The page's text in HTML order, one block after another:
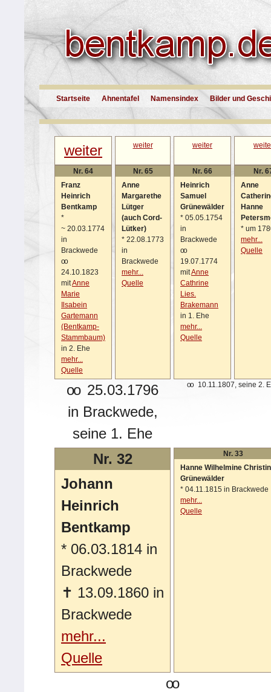
Startseite Ahnentafel Namensindex Bilder und
weiter weiter weiter
Nr. 64
Franz
Heinrich
Bentkamp
*
~ 20.03.1774
in
Brackwede
oo
24.10.1823
mitAnne
Marie
Ilsabein
Gartemann
(Bentkamp-
Stammbaum)
in 2. Ehe
mehr...
Quelle
Nr. 65
Anne
Margarethe
Lütger
(auch Cord-
Lütker)
* 22.08.1773
in
Brackwede
mehr...
Quelle
Nr. 66
Heinrich
Samuel
Grünewälder
* 05.05.1754
in
Brackwede
oo
19.07.1774
mitAnne
Cathrine
Lies.
Brakemann
in 1. Ehe
mehr...
Quelle
Nr.
Anne
Hanne
* um
mehr...
Quelle
oo 25.03.1796
in Brackwede,
seine 1. Ehe
oo 10.11.1807, seine 2.
Nr. 32
Johann
Heinrich
Bentkamp
* 06.03.1814 in
Brackwede
✝ 13.09.1860 in
Brackwede
mehr...
Quelle
Nr. 33
Hanne Wilhelmine
Grünewälder
* 04.11.1815 in Brackwede
mehr...
Quelle
oo